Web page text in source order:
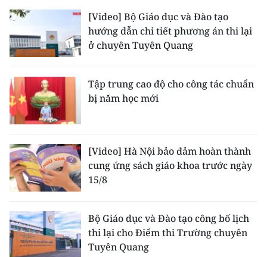
[Video] Bộ Giáo dục và Đào tạo
hướng dẫn chi tiết phương án thi lại
ở chuyên Tuyên Quang
Tập trung cao độ cho công tác chuẩn
bị năm học mới
[Video] Hà Nội bảo đảm hoàn thành
cung ứng sách giáo khoa trước ngày
15/8
Bộ Giáo dục và Đào tạo công bố lịch
thi lại cho Điểm thi Trường chuyên
Tuyên Quang